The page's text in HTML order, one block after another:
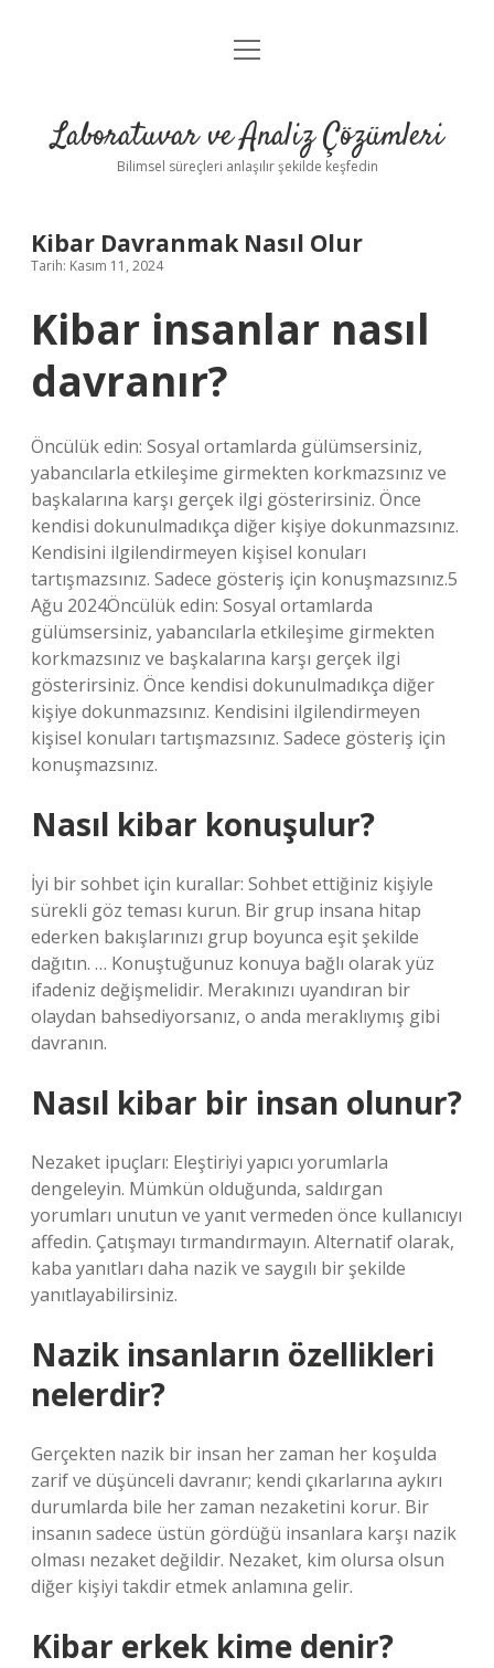
Anasayfa
Yasal Uyarı
menüyü
Laboratuvar ve Analiz Çözümleri
Bilimsel süreçleri anlaşılır şekilde keşfedin
Kibar Davranmak Nasıl Olur
Tarih: Kasım 11, 2024
Kibar insanlar nasıl
davranır?
Öncülük edin: Sosyal ortamlarda gülümsersiniz,
yabancılarla etkileşime girmekten korkmazsınız ve
başkalarına karşı gerçek ilgi gösterirsiniz. Önce
kendisi dokunulmadıkça diğer kişiye dokunmazsınız.
Kendisini ilgilendirmeyen kişisel konuları
tartışmazsınız. Sadece gösteriş için konuşmazsınız.5
Ağu 2024Öncülük edin: Sosyal ortamlarda
gülümsersiniz, yabancılarla etkileşime girmekten
korkmazsınız ve başkalarına karşı gerçek ilgi
gösterirsiniz. Önce kendisi dokunulmadıkça diğer
kişiye dokunmazsınız. Kendisini ilgilendirmeyen
kişisel konuları tartışmazsınız. Sadece gösteriş için
konuşmazsınız.
Nasıl kibar konuşulur?
İyi bir sohbet için kurallar: Sohbet ettiğiniz kişiyle
sürekli göz teması kurun. Bir grup insana hitap
ederken bakışlarınızı grup boyunca eşit şekilde
dağıtın. … Konuştuğunuz konuya bağlı olarak yüz
ifadeniz değişmelidir. Merakınızı uyandıran bir
olaydan bahsediyorsanız, o anda meraklıymış gibi
davranın.
Nasıl kibar bir insan olunur?
Nezaket ipuçları: Eleştiriyi yapıcı yorumlarla
dengeleyin. Mümkün olduğunda, saldırgan
yorumları unutun ve yanıt vermeden önce kullanıcıyı
affedin. Çatışmayı tırmandırmayın. Alternatif olarak,
kaba yanıtları daha nazik ve saygılı bir şekilde
yanıtlayabilirsiniz.
Nazik insanların özellikleri
nelerdir?
Gerçekten nazik bir insan her zaman her koşulda
zarif ve düşünceli davranır; kendi çıkarlarına aykırı
durumlarda bile her zaman nezaketini korur. Bir
insanın sadece üstün gördüğü insanlara karşı nazik
olması nezaket değildir. Nezaket, kim olursa olsun
diğer kişiyi takdir etmek anlamına gelir.
Kibar erkek kime denir?